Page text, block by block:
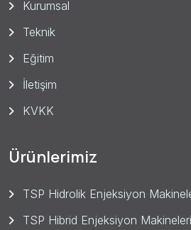
Kurumsal
Teknik
Eğitim
İletişim
KVKK
Ürünlerimiz
TSP Hidrolik Enjeksiyon
TSP Hibrid Enjeksiyon Makineleri